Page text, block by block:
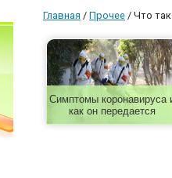
Главная / Прочее / Что
Симптомы коронавируса
как он передается